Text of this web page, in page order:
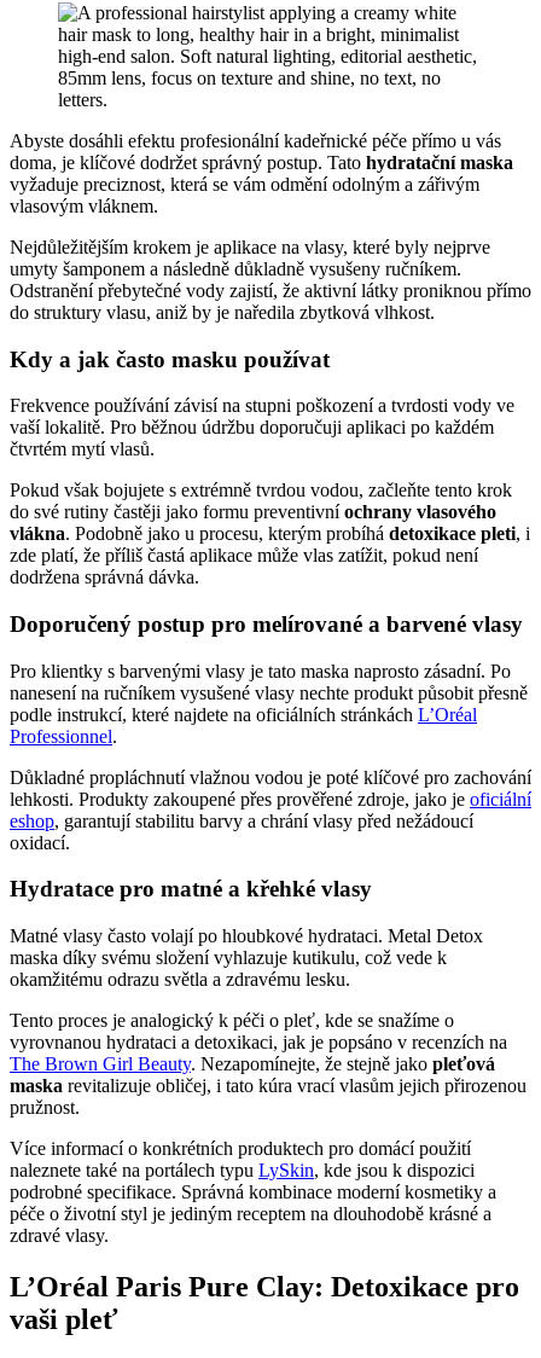
Abyste dosáhli efektu profesionální kadeřnické péče přímo u vás
doma, je klíčové dodržet správný postup. Tato hydratační maska
vyžaduje preciznost, která se vám odmění odolným a zářivým
vlasovým vláknem.
Nejdůležitějším krokem je aplikace na vlasy, které byly nejprve
umyty šamponem a následně důkladně vysušeny ručníkem.
Odstranění přebytečné vody zajistí, že aktivní látky proniknou přímo
do struktury vlasu, aniž by je naředila zbytková vlhkost.
Kdy a jak často masku používat
Frekvence používání závisí na stupni poškození a tvrdosti vody ve
vaší lokalitě. Pro běžnou údržbu doporučuji aplikaci po každém
čtvrtém mytí vlasů.
Pokud však bojujete s extrémně tvrdou vodou, začleňte tento krok
do své rutiny častěji jako formu preventivníochrany vlasového
vlákna. Podobně jako u procesu, kterým probíhá detoxikace pleti, i
zde platí, že příliš častá aplikace může vlas zatížit, pokud není
dodržena správná dávka.
Doporučený postup pro melírované a barvené vlasy
Pro klientky s barvenými vlasy je tato maska naprosto zásadní. Po
nanesení na ručníkem vysušené vlasy nechte produkt působit přesně
podle instrukcí, které najdete na oficiálních stránkách L’Oréal
Professionnel.
Důkladné propláchnutí vlažnou vodou je poté klíčové pro zachování
lehkosti. Produkty zakoupené přes prověřené zdroje, jako je oficiální
eshop, garantují stabilitu barvy a chrání vlasy před nežádoucí
oxidací.
Hydratace pro matné a křehké vlasy
Matné vlasy často volají po hloubkové hydrataci. Metal Detox
maska díky svému složení vyhlazuje kutikulu, což vede k
okamžitému odrazu světla a zdravému lesku.
Tento proces je analogický k péči o pleť, kde se snažíme o
vyrovnanou hydrataci a detoxikaci, jak je popsáno v recenzích na
The Brown Girl Beauty. Nezapomínejte, že stejně jako pleťová
maska revitalizuje obličej, i tato kúra vrací vlasům jejich přirozenou
pružnost.
Více informací o konkrétních produktech pro domácí použití
naleznete také na portálech typu LySkin, kde jsou k dispozici
podrobné specifikace. Správná kombinace moderní kosmetiky a
péče o životní styl je jediným receptem na dlouhodobě krásné a
zdravé vlasy.
L’Oréal Paris Pure Clay: Detoxikace pro
vaši pleť